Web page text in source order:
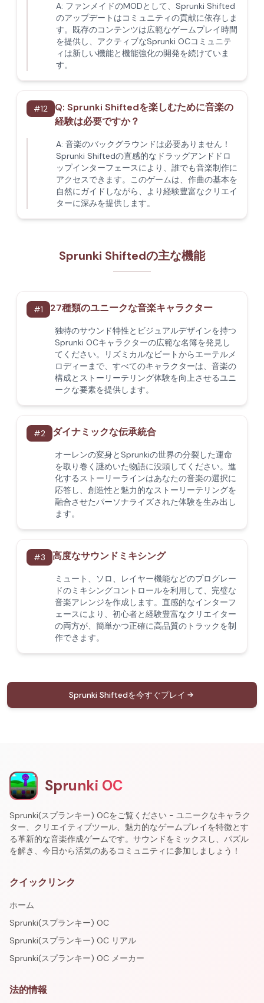
A: ファンメイドのMODとして、Sprunki Shifted
のアップデートはコミュニティの貢献に依存しま
す。既存のコンテンツは広範なゲームプレイ時間
を提供し、アクティブなSprunki OCコミュニテ
ィは新しい機能と機能強化の開発を続けていま
す。
#12 Q: Sprunki Shiftedを楽しむために音楽の
経験は必要ですか？
A: 音楽のバックグラウンドは必要ありません！
Sprunki Shiftedの直感的なドラッグアンドドロ
ップインターフェースにより、誰でも音楽制作に
アクセスできます。このゲームは、作曲の基本を
自然にガイドしながら、より経験豊富なクリエイ
ターに深みを提供します。
Sprunki Shiftedの主な機能
#1 27種類のユニークな音楽キャラクター
独特のサウンド特性とビジュアルデザインを持つ
Sprunki OCキャラクターの広範な名簿を発見し
てください。リズミカルなビートからエーテルメ
ロディーまで、すべてのキャラクターは、音楽の
構成とストーリーテリング体験を向上させるユニ
ークな要素を提供します。
#2 ダイナミックな伝承統合
オーレンの変身とSprunkiの世界の分裂した運命
を取り巻く謎めいた物語に没頭してください。進
化するストーリーラインはあなたの音楽の選択に
応答し、創造性と魅力的なストーリーテリングを
融合させたパーソナライズされた体験を生み出し
ます。
#3 高度なサウンドミキシング
ミュート、ソロ、レイヤー機能などのプログレー
ドのミキシングコントロールを利用して、完璧な
音楽アレンジを作成します。直感的なインターフ
ェースにより、初心者と経験豊富なクリエイター
の両方が、簡単かつ正確に高品質のトラックを制
作できます。
Sprunki Shiftedを今すぐプレイ
Sprunki OC
Sprunki(スプランキー) OCをご覧ください - ユニークなキャラク
ター、クリエイティブツール、魅力的なゲームプレイを特徴とす
る革新的な音楽作成ゲームです。サウンドをミックスし、パズル
を解き、今日から活気のあるコミュニティに参加しましょう！
クイックリンク
ホーム
Sprunki(スプランキー) OC
Sprunki(スプランキー) OC リアル
Sprunki(スプランキー) OC メーカー
法的情報